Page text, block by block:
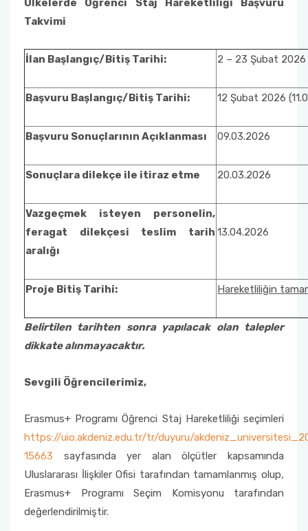
Ülkelerde Öğrenci Staj Hareketliliği Başvuru
Takvimi
İlan Başlangıç/Bitiş Tarihi: 2 – 23 Şubat 2026
Başvuru Başlangıç/Bitiş Tarihi: 12 Şubat 2026
Başvuru Sonuçlarının Açıklanması 09.03.2026
Sonuçlara dilekçe ile itiraz etme 20.03.2026
Vazgeçmek isteyen personelin,
feragat dilekçesi teslim tarih
aralığı
13.04.2026
Proje Bitiş Tarihi: Hareketliliğin
Belirtilen tarihten sonra yapılacak olan talepler
dikkate alınmayacaktır.
Sevgili Öğrencilerimiz,
Erasmus+ Programı Öğrenci Staj Hareketliliği seçimleri
https://uio.akdeniz.edu.tr/tr/duyuru/
15663 sayfasında yer alan ölçütler kapsamında
Uluslararası İlişkiler Ofisi tarafından tamamlanmış olup,
Erasmus+ Programı Seçim Komisyonu tarafından
değerlendirilmiştir.
Erasmus+ Bölüm Koordinatörleri
Erasmus+ İkili Anlaşmalar
Erasmus+ Programı Bağlantılar
AÜ KVK Metni
Erasmus+ Programı Aday Öğrenci Tanıtım
Videosu
Erasmus+ Programı Duyuruları
Erasmus+ Ofis Görüşme Saatleri
Mevlana Değişim Programı Anlaşmaları
Koordinatörleri
Mevlana Değişim Programı Sıkça Sorulan
YÖK Mevlana Değişim Programı Tanıtım Filmi
Mevlana Değişim Programı Duyuruları
Farabi Değişim Programı Duyuruları